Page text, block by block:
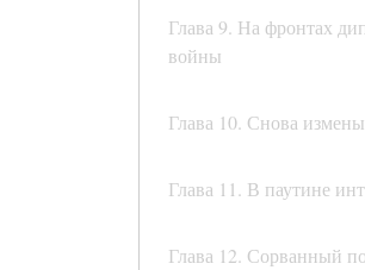
Глава 9. На фронтах
войны
Глава 10. Снова измены
Глава 11. В паутине
Глава 12. Сорванный